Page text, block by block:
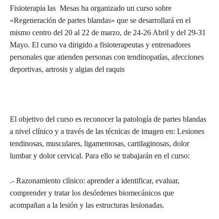
Fisioterapia las Mesas ha organizado un curso sobre
«Regeneración de partes blandas» que se desarrollará en el
mismo centro del 20 al 22 de marzo, de 24-26 Abril y del 29-31
Mayo. El curso va dirigido a fisioterapeutas y entrenadores
personales que atienden personas con tendinopatías, afecciones
deportivas, artrosis y algias del raquis
El objetivo del curso es reconocer la patología de partes blandas
a nivel clínico y a través de las técnicas de imagen en: Lesiones
tendinosas, musculares, ligamentosas, cartilaginosas, dolor
lumbar y dolor cervical. Para ello se trabajarán en el curso:
.- Razonamiento clínico: aprender a identificar, evaluar,
comprender y tratar los desórdenes biomecánicos que
acompañan a la lesión y las estructuras lesionadas.